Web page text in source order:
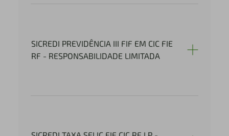
SICREDI PREVIDÊNCIA III FIF EM CIC FIE
RF - RESPONSABILIDADE LIMITADA